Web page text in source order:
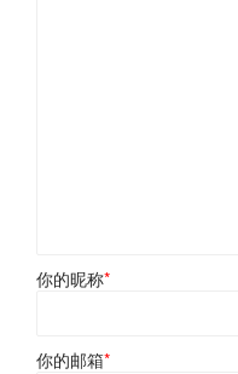
你的昵称*
你的邮箱*